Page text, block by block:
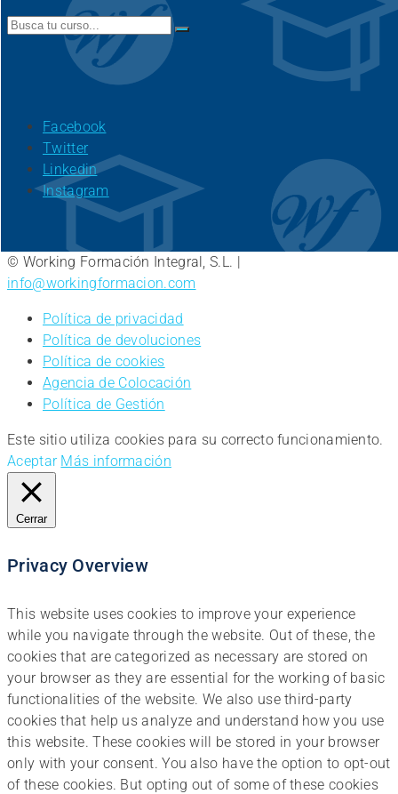
Search
Facebook
Twitter
Linkedin
Instagram
© Working Formación Integral, S.L. |
info@workingformacion.com
Política de privacidad
Política de devoluciones
Política de cookies
Agencia de Colocación
Política de Gestión
Este sitio utiliza cookies para su correcto funcionamiento.
Aceptar Más información
Cerrar
Privacy Overview
This website uses cookies to improve your experience
while you navigate through the website. Out of these, the
cookies that are categorized as necessary are stored on
your browser as they are essential for the working of basic
functionalities of the website. We also use third-party
cookies that help us analyze and understand how you use
this website. These cookies will be stored in your browser
only with your consent. You also have the option to opt-out
of these cookies. But opting out of some of these cookies